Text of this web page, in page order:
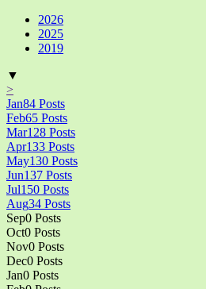
2026
2025
2019
▼
>
Jan84 Posts
Feb65 Posts
Mar128 Posts
Apr133 Posts
May130 Posts
Jun137 Posts
Jul150 Posts
Aug34 Posts
Sep0 Posts
Oct0 Posts
Nov0 Posts
Dec0 Posts
Jan0 Posts